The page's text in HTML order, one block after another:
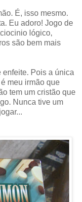
É, isso mesmo.
Eu adoro! Jogo de
lógico,
são bem mais
enfeite. Pois a única
meu irmão que
tem um cristão que
Nunca tive um